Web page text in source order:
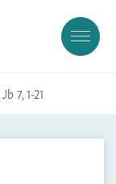
7, 1-21